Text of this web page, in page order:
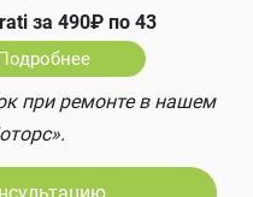
за 490₽ по 43
при ремонте в нашем